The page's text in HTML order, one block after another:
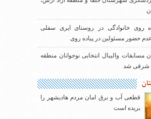
روی خانوادگی در روستای ایری سفلی
حضور مسئولین در پیاده روی
مسابقات والیبال انتخابی نوجوانان منطقه
شرقی شد
قطعی آب و برق امان مردم هادیشهر را
بریده است